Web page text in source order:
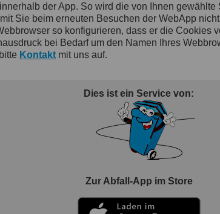
der App. So wird die von Ihnen
Sie beim erneuten Besuchen der WebApp
so konfigurieren, dass er die
bei Bedarf um den Namen Ihres
Kontakt mit uns auf.
Dies ist ein Service von:
Zur Abfall-App im Store